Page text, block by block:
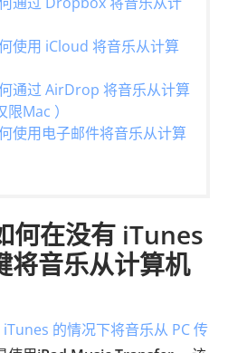
使用 iCloud 将音乐从计算
通过 AirDrop 将音乐从计算
Mac ）
使用电子邮件将音乐从计算
何在没有 iTunes
将音乐从计算机
的情况下将音乐从 PC 传